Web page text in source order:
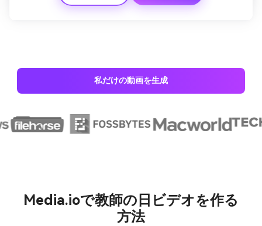
私だけの動画を生成
Media.ioで教師の日ビデオを作る
方法